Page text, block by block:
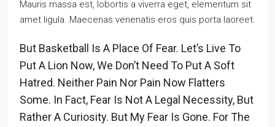
Mauris massa est, lobortis a viverra eget, elementum sit
amet ligula. Maecenas venenatis eros quis porta laoreet.
But Basketball Is A Place Of Fear. Let’s Live To
Put A Lion Now, We Don’t Need To Put A Soft
Hatred. Neither Pain Nor Pain Now Flatters
Some. In Fact, Fear Is Not A Legal Necessity, But
Rather A Curiosity. But My Fear Is Gone. For The